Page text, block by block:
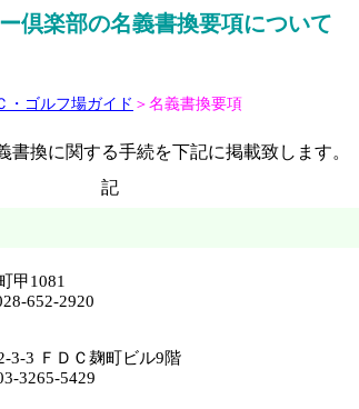
倶楽部の名義書換要項について
・ゴルフ場ガイド ＞名義書換要項
換に関する手続を下記に掲載致します。
記
甲1081
652-2920
3-3 ＦＤＣ麹町ビル9階
3265-5429